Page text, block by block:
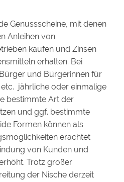
Genussscheine, mit denen
Anleihen von
kaufen und Zinsen
erhalten. Bei
und Bürgerinnen für
jährliche oder einmalige
bestimmte Art der
und ggf. bestimmte
Formen können als
erachtet
von Kunden und
Trotz großer
der Nische derzeit